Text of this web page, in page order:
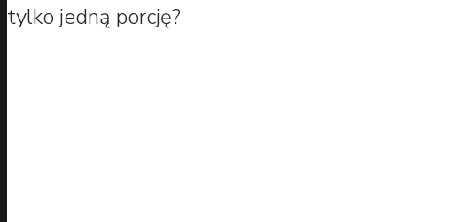
tylko jedną porcję?